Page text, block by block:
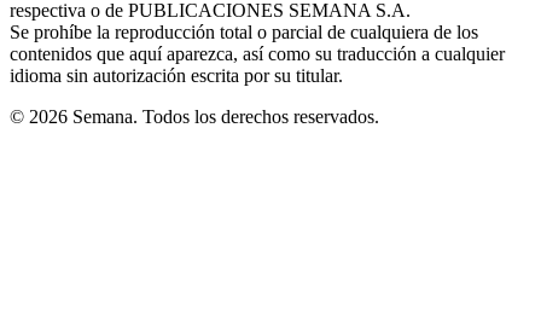
window
respectiva o de PUBLICACIONES SEMANA S.A.
Se prohíbe la reproducción total o parcial de cualquiera de los
contenidos que aquí aparezca, así como su traducción a cualquier
idioma sin autorización escrita por su titular.
© 2026 Semana. Todos los derechos reservados.